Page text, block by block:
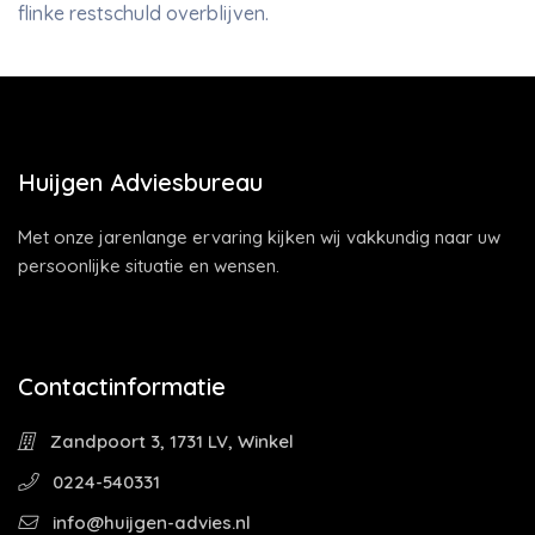
flinke restschuld overblijven.
Huijgen Adviesbureau
Met onze jarenlange ervaring kijken wij vakkundig naar uw
persoonlijke situatie en wensen.
Contactinformatie
Zandpoort 3, 1731 LV, Winkel
0224-540331
info@huijgen-advies.nl